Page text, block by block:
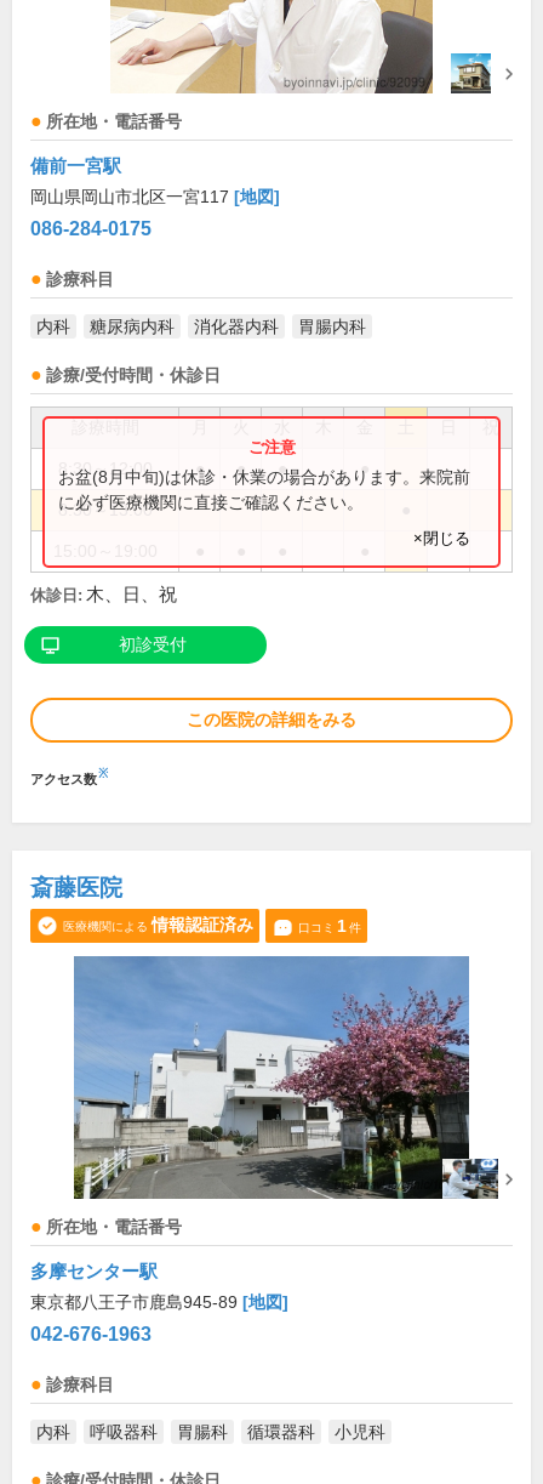
所在地・電話番号
備前一宮駅
岡山県岡山市北区一宮117 [地図]
086-284-0175
診療科目
内科 糖尿病内科 消化器内科 胃腸内科
診療/受付時間・休診日
祝
8:30～12:00 ● ● ● ●
8:30～13:00
お盆(8月中旬)は休診・休業の場合があります。来院前
に必ず医療機関に直接ご確認ください。
×閉じる
休診日: 木、日、祝
初診受付
この医院の詳細をみる
アクセス数※
斎藤医院
医療機関による 情報認証済み 口コミ 1件
所在地・電話番号
多摩センター駅
東京都八王子市鹿島945-89 [地図]
042-676-1963
診療科目
内科 呼吸器科 胃腸科 循環器科 小児科